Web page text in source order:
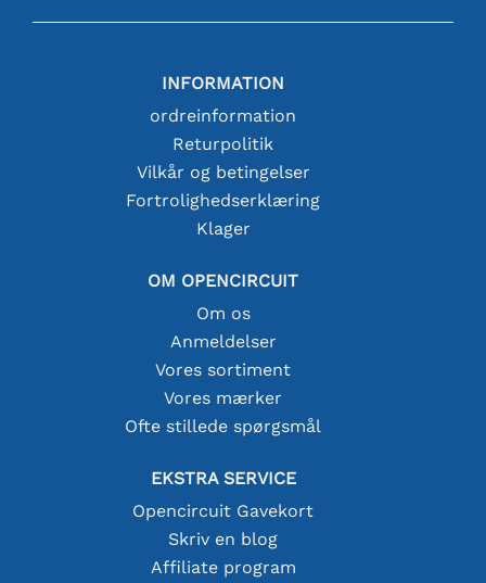
INFORMATION
ordreinformation
Returpolitik
Vilkår og betingelser
Fortrolighedserklæring
Klager
OM OPENCIRCUIT
Om os
Anmeldelser
Vores sortiment
Vores mærker
Ofte stillede spørgsmål
EKSTRA SERVICE
Opencircuit Gavekort
Skriv en blog
Affiliate program